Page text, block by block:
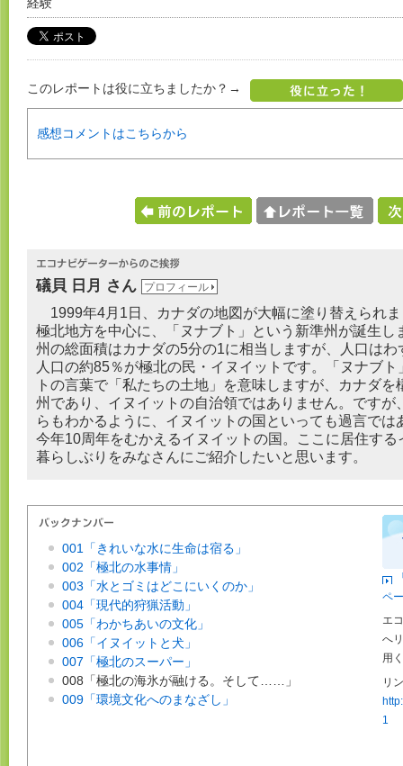
このレポートは役に立ちましたか？→
感想コメントはこちらから
礒貝 日月 さん プロフィール
1999年4月1日、カナダの地図が大幅に塗り替えられ
極北地方を中心に、「ヌナブト」という新準州が誕生し
州の総面積はカナダの5分の1に相当しますが、人口はわ
人口の約85％が極北の民・イヌイットです。「ヌナブト
トの言葉で「私たちの土地」を意味しますが、カナダを
州であり、イヌイットの自治領ではありません。ですが
らもわかるように、イヌイットの国といっても過言では
今年10周年をむかえるイヌイットの国。ここに居住する
暮らしぶりをみなさんにご紹介したいと思います。
ペ
エ
へ
用
リ
1
001「きれいな水に生命は宿る」
002「極北の水事情」
003「水とゴミはどこにいくのか」
004「現代的狩猟活動」
005「わかちあいの文化」
006「イヌイットと犬」
007「極北のスーパー」
008「極北の海氷が融ける。そして……」
009「環境文化へのまなざし」